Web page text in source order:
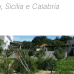
Sicilia e Calabria